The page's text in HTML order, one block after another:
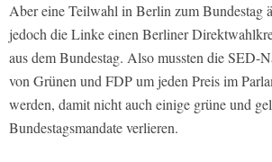
Aber eine Teilwahl in Berlin zum Bundestag
jedoch die Linke einen Berliner
aus dem Bundestag. Also mussten die SED-
von Grünen und FDP um jeden Preis im
werden, damit nicht auch einige grüne und
Bundestagsmandate verlieren.